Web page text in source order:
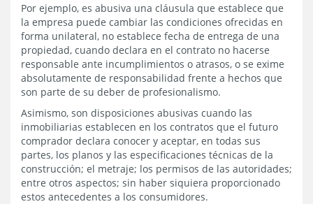
Por ejemplo, es abusiva una cláusula que establece que
la empresa puede cambiar las condiciones ofrecidas en
forma unilateral, no establece fecha de entrega de una
propiedad, cuando declara en el contrato no hacerse
responsable ante incumplimientos o atrasos, o se exime
absolutamente de responsabilidad frente a hechos que
son parte de su deber de profesionalismo.
Asimismo, son disposiciones abusivas cuando las
inmobiliarias establecen en los contratos que el futuro
comprador declara conocer y aceptar, en todas sus
partes, los planos y las especificaciones técnicas de la
construcción; el metraje; los permisos de las autoridades;
entre otros aspectos; sin haber siquiera proporcionado
estos antecedentes a los consumidores.